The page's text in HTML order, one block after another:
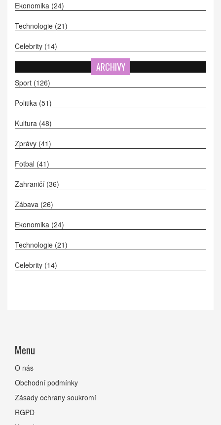
Ekonomika (24)
Technologie (21)
Celebrity (14)
ARCHIVY
Sport (126)
Politika (51)
Kultura (48)
Zprávy (41)
Fotbal (41)
Zahraničí (36)
Zábava (26)
Ekonomika (24)
Technologie (21)
Celebrity (14)
Menu
O nás
Obchodní podmínky
Zásady ochrany soukromí
RGPD